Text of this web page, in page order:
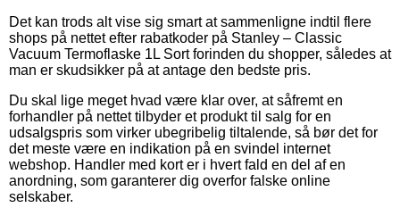
Det kan trods alt vise sig smart at sammenligne indtil flere
shops på nettet efter rabatkoder på Stanley – Classic
Vacuum Termoflaske 1L Sort forinden du shopper, således at
man er skudsikker på at antage den bedste pris.
Du skal lige meget hvad være klar over, at såfremt en
forhandler på nettet tilbyder et produkt til salg for en
udsalgspris som virker ubegribelig tiltalende, så bør det for
det meste være en indikation på en svindel internet
webshop. Handler med kort er i hvert fald en del af en
anordning, som garanterer dig overfor falske online
selskaber.